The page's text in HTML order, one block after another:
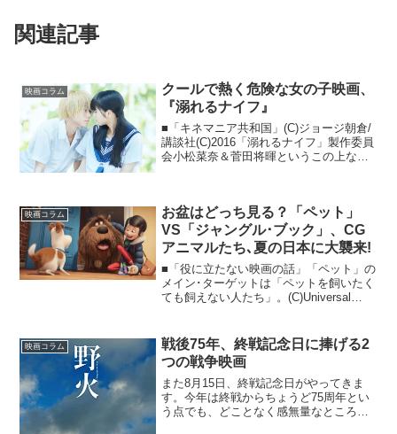
関連記事
映画コラム
クールで熱く危険な女の子映画、
『溺れるナイフ』
■「キネマニア共和国」(C)ジョージ朝倉/
講談社(C)2016「溺れるナイフ」製作委員
会小松菜奈＆菅田将暉というこの上ない
ャストで...
映画コラム
お盆はどっち見る？「ペット」
VS「ジャングル･ブック」、CG
アニマルたち､夏の日本に大襲来!
■「役に立たない映画の話」「ペット」の
メイン･ターゲットは「ペットを飼いたく
ても飼えない人たち」。(C)Universal
猫、タカ、インコ、モルモットと、つ...
映画コラム
戦後75年、終戦記念日に捧げる2
つの戦争映画
また8月15日、終戦記念日がやってきま
す。今年は終戦からちょうど75周年とい
う点でも、どことなく感無量なところも